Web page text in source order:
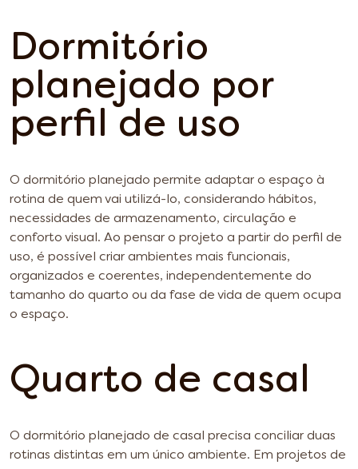
Dormitório
planejado por
perfil de uso
O dormitório planejado permite adaptar o espaço à
rotina de quem vai utilizá-lo, considerando hábitos,
necessidades de armazenamento, circulação e
conforto visual. Ao pensar o projeto a partir do perfil de
uso, é possível criar ambientes mais funcionais,
organizados e coerentes, independentemente do
tamanho do quarto ou da fase de vida de quem ocupa
o espaço.
Quarto de casal
O dormitório planejado de casal precisa conciliar duas
rotinas distintas em um único ambiente. Em projetos de